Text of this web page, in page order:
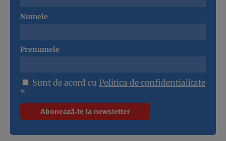
Numele
Prenumele
Sunt de acord cu Politica de confidentialitate
*